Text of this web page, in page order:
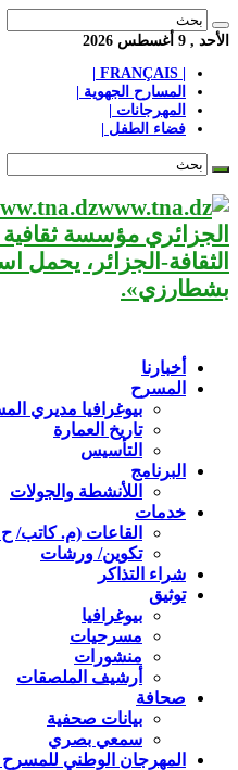
الأحد , 9 أغسطس 2026
المسارح الجهوية |
المهرجانات |
فضاء الطفل |
الجزائري مؤسسة ثقافية
الثقافة-الجزائر، يحمل
بشطارزي».
أخبارنا
المسرح
بيوغرافيا مديري
تاريخ العمارة
التأسيس
البرنامج
اللأنشطة والجولات
خدمات
القاعات (م. كاتب/
تكوين/ ورشات
شراء التذاكر
توثيق
بيوغرافيا
مسرحيات
منشورات
أرشيف الملصقات
صحافة
بيانات صحفية
سمعي بصري
المهرجان الوطني